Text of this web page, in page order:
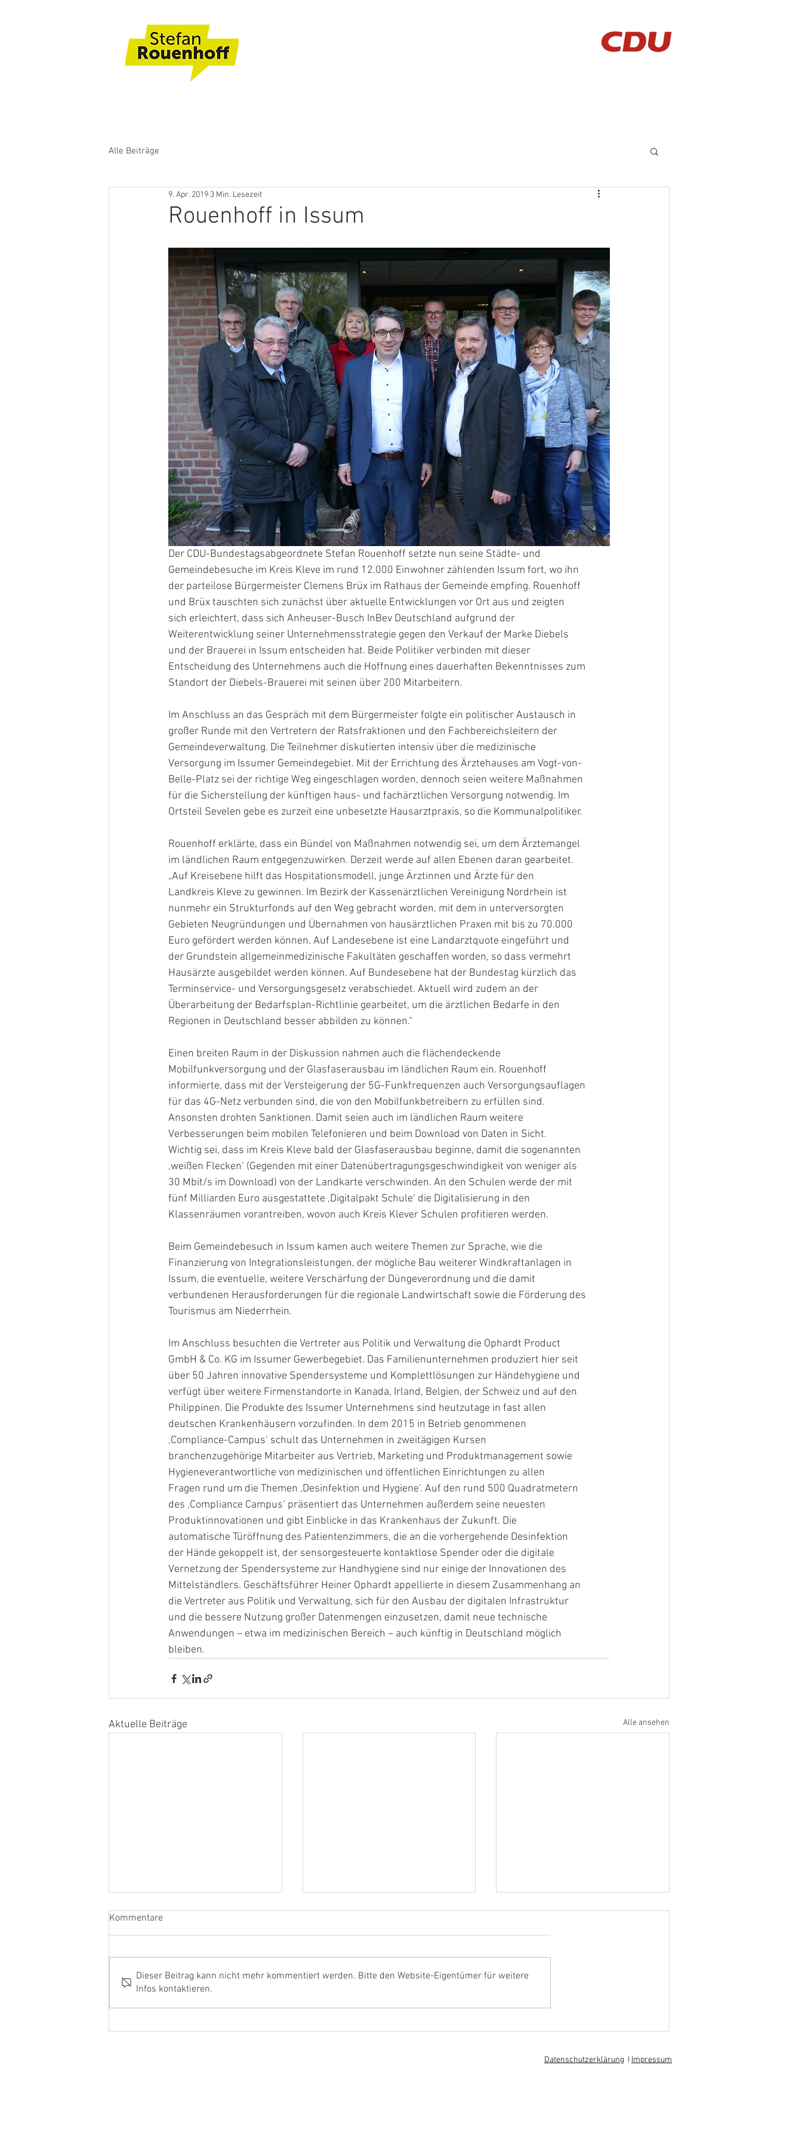
Alle Beiträge
Rouenhoff in Issum
9. Apr. 2019 3 Min. Lesezeit
Der CDU-Bundestagsabgeordnete Stefan Rouenhoff setzte nun seine Städte- und
Gemeindebesuche im Kreis Kleve im rund 12.000 Einwohner zählenden Issum fort, wo ihn
der parteilose Bürgermeister Clemens Brüx im Rathaus der Gemeinde empfing. Rouenhoff
und Brüx tauschten sich zunächst über aktuelle Entwicklungen vor Ort aus und zeigten
sich erleichtert, dass sich Anheuser-Busch InBev Deutschland aufgrund der
Weiterentwicklung seiner Unternehmensstrategie gegen den Verkauf der Marke Diebels
und der Brauerei in Issum entscheiden hat. Beide Politiker verbinden mit dieser
Entscheidung des Unternehmens auch die Hoffnung eines dauerhaften Bekenntnisses zum
Standort der Diebels-Brauerei mit seinen über 200 Mitarbeitern.
Im Anschluss an das Gespräch mit dem Bürgermeister folgte ein politischer Austausch in
großer Runde mit den Vertretern der Ratsfraktionen und den Fachbereichsleitern der
Gemeindeverwaltung. Die Teilnehmer diskutierten intensiv über die medizinische
Versorgung im Issumer Gemeindegebiet. Mit der Errichtung des Ärztehauses am Vogt-von-
Belle-Platz sei der richtige Weg eingeschlagen worden, dennoch seien weitere Maßnahmen
für die Sicherstellung der künftigen haus- und fachärztlichen Versorgung notwendig. Im
Ortsteil Sevelen gebe es zurzeit eine unbesetzte Hausarztpraxis, so die Kommunalpolitiker.
Rouenhoff erklärte, dass ein Bündel von Maßnahmen notwendig sei, um dem Ärztemangel
im ländlichen Raum entgegenzuwirken. Derzeit werde auf allen Ebenen daran gearbeitet.
„Auf Kreisebene hilft das Hospitationsmodell, junge Ärztinnen und Ärzte für den
Landkreis Kleve zu gewinnen. Im Bezirk der Kassenärztlichen Vereinigung Nordrhein ist
nunmehr ein Strukturfonds auf den Weg gebracht worden, mit dem in unterversorgten
Gebieten Neugründungen und Übernahmen von hausärztlichen Praxen mit bis zu 70.000
Euro gefördert werden können. Auf Landesebene ist eine Landarztquote eingeführt und
der Grundstein allgemeinmedizinische Fakultäten geschaffen worden, so dass vermehrt
Hausärzte ausgebildet werden können. Auf Bundesebene hat der Bundestag kürzlich das
Terminservice- und Versorgungsgesetz verabschiedet. Aktuell wird zudem an der
Überarbeitung der Bedarfsplan-Richtlinie gearbeitet, um die ärztlichen Bedarfe in den
Regionen in Deutschland besser abbilden zu können.“
Einen breiten Raum in der Diskussion nahmen auch die flächendeckende
Mobilfunkversorgung und der Glasfaserausbau im ländlichen Raum ein. Rouenhoff
informierte, dass mit der Versteigerung der 5G-Funkfrequenzen auch Versorgungsauflagen
für das 4G-Netz verbunden sind, die von den Mobilfunkbetreibern zu erfüllen sind.
Ansonsten drohten Sanktionen. Damit seien auch im ländlichen Raum weitere
Verbesserungen beim mobilen Telefonieren und beim Download von Daten in Sicht.
Wichtig sei, dass im Kreis Kleve bald der Glasfaserausbau beginne, damit die sogenannten
‚weißen Flecken‘ (Gegenden mit einer Datenübertragungsgeschwindigkeit von weniger als
30 Mbit/s im Download) von der Landkarte verschwinden. An den Schulen werde der mit
fünf Milliarden Euro ausgestattete ‚Digitalpakt Schule‘ die Digitalisierung in den
Klassenräumen vorantreiben, wovon auch Kreis Klever Schulen profitieren werden.
Beim Gemeindebesuch in Issum kamen auch weitere Themen zur Sprache, wie die
Finanzierung von Integrationsleistungen, der mögliche Bau weiterer Windkraftanlagen in
Issum, die eventuelle, weitere Verschärfung der Düngeverordnung und die damit
verbundenen Herausforderungen für die regionale Landwirtschaft sowie die Förderung des
Tourismus am Niederrhein.
Im Anschluss besuchten die Vertreter aus Politik und Verwaltung die Ophardt Product
GmbH & Co. KG im Issumer Gewerbegebiet. Das Familienunternehmen produziert hier seit
über 50 Jahren innovative Spendersysteme und Komplettlösungen zur Händehygiene und
verfügt über weitere Firmenstandorte in Kanada, Irland, Belgien, der Schweiz und auf den
Philippinen. Die Produkte des Issumer Unternehmens sind heutzutage in fast allen
deutschen Krankenhäusern vorzufinden. In dem 2015 in Betrieb genommenen
‚Compliance-Campus‘ schult das Unternehmen in zweitägigen Kursen
branchenzugehörige Mitarbeiter aus Vertrieb, Marketing und Produktmanagement sowie
Hygieneverantwortliche von medizinischen und öffentlichen Einrichtungen zu allen
Fragen rund um die Themen ‚Desinfektion und Hygiene‘. Auf den rund 500 Quadratmetern
des ‚Compliance Campus‘ präsentiert das Unternehmen außerdem seine neuesten
Produktinnovationen und gibt Einblicke in das Krankenhaus der Zukunft. Die
automatische Türöffnung des Patientenzimmers, die an die vorhergehende Desinfektion
der Hände gekoppelt ist, der sensorgesteuerte kontaktlose Spender oder die digitale
Vernetzung der Spendersysteme zur Handhygiene sind nur einige der Innovationen des
Mittelständlers. Geschäftsführer Heiner Ophardt appellierte in diesem Zusammenhang an
die Vertreter aus Politik und Verwaltung, sich für den Ausbau der digitalen Infrastruktur
und die bessere Nutzung großer Datenmengen einzusetzen, damit neue technische
Anwendungen – etwa im medizinischen Bereich – auch künftig in Deutschland möglich
bleiben.
Aktuelle Beiträge Alle ansehen
Ehrenamtler und Handwerker
468.000 Euro vom Bund für
Rouenhoff informiert sich über
Arbeitsmarkt
Kommentare
Dieser Beitrag kann nicht mehr kommentiert werden. Bitte den Website-Eigentümer für weitere
Infos kontaktieren.
Datenschutzerklärung IImpressum